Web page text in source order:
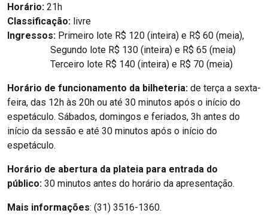
Horário: 21h
Classificação: livre
Ingressos: Primeiro lote R$ 120 (inteira) e R$ 60 (meia),
Segundo lote R$ 130 (inteira) e R$ 65 (meia)
Terceiro lote R$ 140 (inteira) e R$ 70 (meia)
Horário de funcionamento da bilheteria: de terça a sexta-
feira, das 12h às 20h ou até 30 minutos após o início do
espetáculo. Sábados, domingos e feriados, 3h antes do
início da sessão e até 30 minutos após o início do
espetáculo.
Horário de abertura da plateia para entrada do
público: 30 minutos antes do horário da apresentação.
Mais informações: (31) 3516-1360.